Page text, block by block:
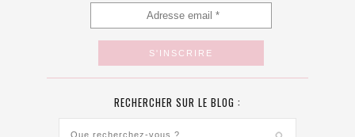
RECHERCHER SUR LE BLOG :